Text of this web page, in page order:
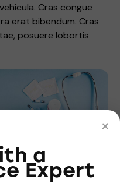
Cras congue
erat bibendum. Cras
posuere lobortis
×
a
Expert